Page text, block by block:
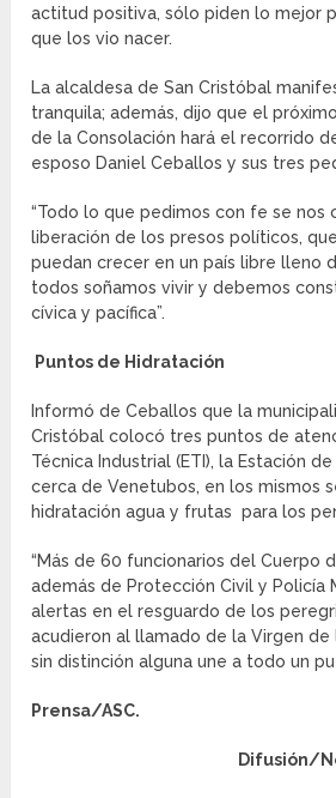
actitud positiva, sólo piden lo mejor
que los vio nacer.
La alcaldesa de San Cristóbal
tranquila; además, dijo que el
de la Consolación hará el recorrido
esposo Daniel Ceballos y sus tres
“Todo lo que pedimos con fe se nos
liberación de los presos políticos,
puedan crecer en un país libre lleno
todos soñamos vivir y debemos
cívica y pacífica”.
Puntos de Hidratación
Informó de Ceballos que la
Cristóbal colocó tres puntos de
Técnica Industrial (ETI), la Estación
cerca de Venetubos, en los mismos
hidratación agua y frutas para los
“Más de 60 funcionarios del Cuerpo
además de Protección Civil y Policía
alertas en el resguardo de los
acudieron al llamado de la Virgen de
sin distinción alguna une a todo un
Prensa/ASC.
Difusión/